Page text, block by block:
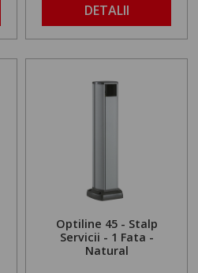
DETALII
Optiline 45 - Stalp
Servicii - 1 Fata -
Natural